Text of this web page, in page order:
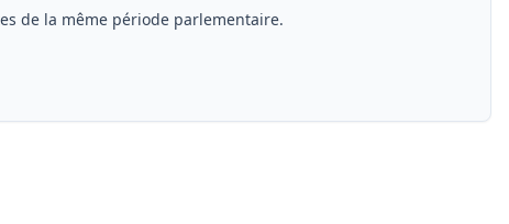
de la même période parlementaire.